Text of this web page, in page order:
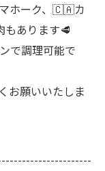
ホーク、🇨🇦カ
あります🥩
で調理可能で
お願いいたしま